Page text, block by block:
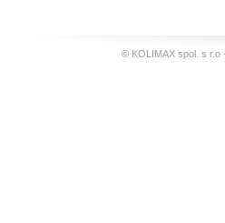
© KOLIMAX spol. s r.o